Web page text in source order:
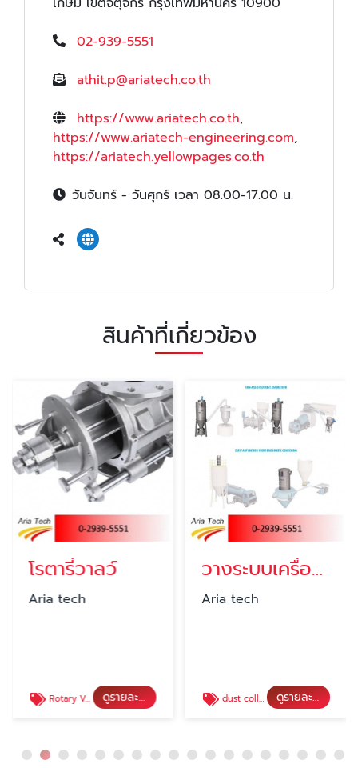
02-939-5551
athit.p@ariatech.co.th
https://www.ariatech.co.th,
https://www.ariatech-engineering.com,
https://ariatech.yellowpages.co.th
วันจันทร์ - วันศุกร์ เวลา 08.00-17.00 น.
สินค้าที่เกี่ยวข้อง
โรตารี่วาลว์
Aria tech
Rotary Valve ดูรายละเอียด
วางระบบเครื่องดักฝุ่นโรงงาน
Aria tech
dust collector เครื่องดักฝุ่น ดูรายละเอียด